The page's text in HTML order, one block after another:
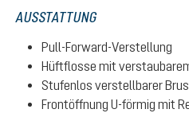
AUSSTATTUNG
Pull-Forward-Verstellung
Hüftflosse mit
Stufenlos verstellbarer
Frontöffnung U-förmig mit